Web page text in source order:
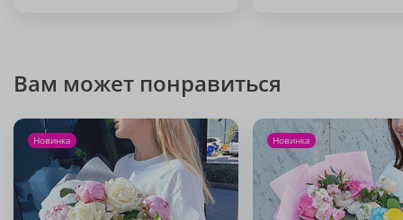
Вам может понравиться
Новинка Новинка